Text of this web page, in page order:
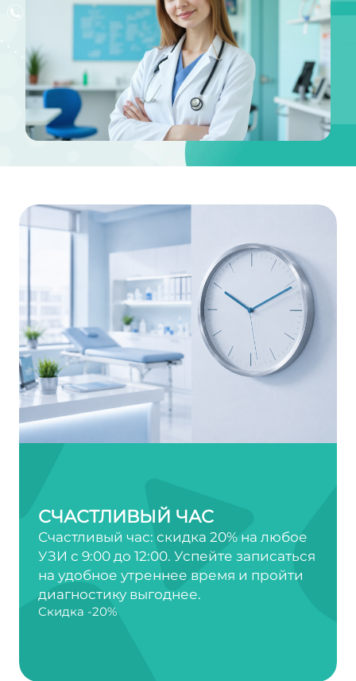
СЧАСТЛИВЫЙ ЧАС
Счастливый час: скидка 20% на любое
УЗИ с 9:00 до 12:00. Успейте записаться
на удобное утреннее время и пройти
диагностику выгоднее.
Скидка -20%